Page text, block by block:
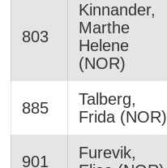
803
Kinnander,
Marthe
Helene
(NOR)
885
Talberg,
Frida (NOR)
901
Furevik,